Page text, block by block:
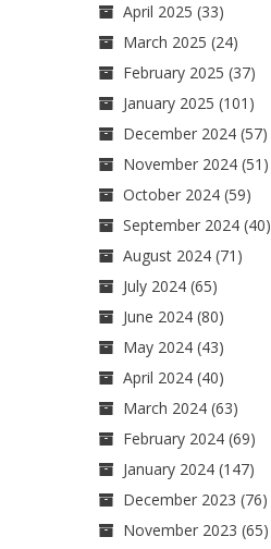
April 2025 (33)
March 2025 (24)
February 2025 (37)
January 2025 (101)
December 2024(57)
November 2024(51)
October 2024(59)
September 2024(40)
August 2024(71)
July 2024(65)
June 2024(80)
May 2024(43)
April 2024(40)
March 2024(63)
February 2024(69)
January 2024(147)
December 2023 (76)
November 2023 (65)